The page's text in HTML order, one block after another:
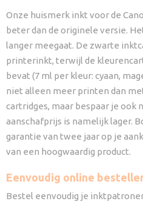
Onze huismerk inkt voor de
beter dan de originele versie.
langer meegaat. De zwarte
printerinkt, terwijl de
bevat (7 ml per kleur: cyaan,
niet alleen meer printen dan
cartridges, maar bespaar je ook
aanschafprijs is namelijk lager.
garantie van twee jaar op je
van een hoogwaardig product.
Eenvoudig online
Bestel eenvoudig je